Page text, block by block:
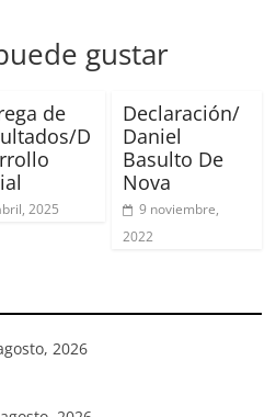
gustar
de
D
2025
Declaración/
Daniel
Basulto De
Nova
9 noviembre,
2022
2026